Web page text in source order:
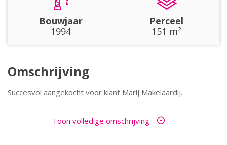
Bouwjaar
1994
Perceel
151 m²
Omschrijving
Succesvol aangekocht voor klant Marij Makelaardij.
Gefeliciteerd met de aankoop!
Toon volledige omschrijving